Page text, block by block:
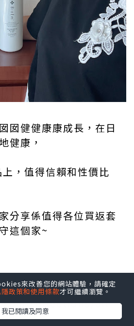
囡健健康康成長，在日
健康，
，值得信賴和性價比
分享係值得各位買返套
這個家~
collections/all
來改善您的網站體驗，請確定
政策和使用條款才可繼續瀏覽。
我已閱讀及同意